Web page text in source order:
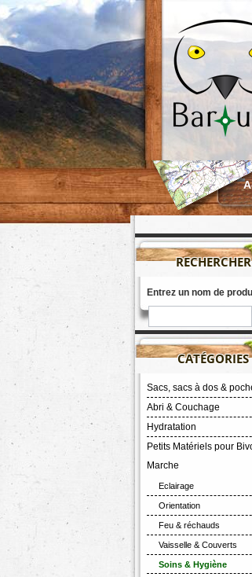
RECHERCHER
Entrez un nom de
CATÉGORIES
Sacs, sacs à dos &
Abri & Couchage
Hydratation
Petits Matériels pour
Marche
Eclairage
Orientation
Feu & réchauds
Vaisselle & Couverts
Soins & Hygiène